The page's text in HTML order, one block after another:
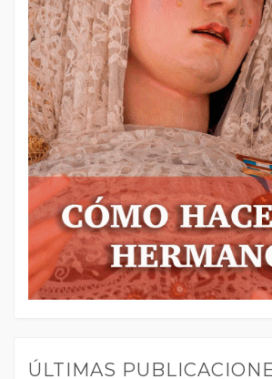
ÚLTIMAS